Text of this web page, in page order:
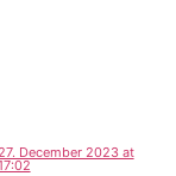
December 2023 at